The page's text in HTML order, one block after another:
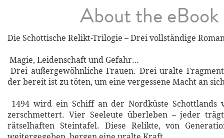
About the eBook
Die Schottische Relikt-Trilogie – Drei vollständige
Magie, Leidenschaft und Gefahr…
Drei außergewöhnliche Frauen. Drei uralte
der bereit ist zu töten, um eine vergessene Macht an
1494 wird ein Schiff an der Nordküste Schottlands
zerschmettert. Vier Seeleute überleben – jeder
rätselhaften Steintafel. Diese Relikte, von